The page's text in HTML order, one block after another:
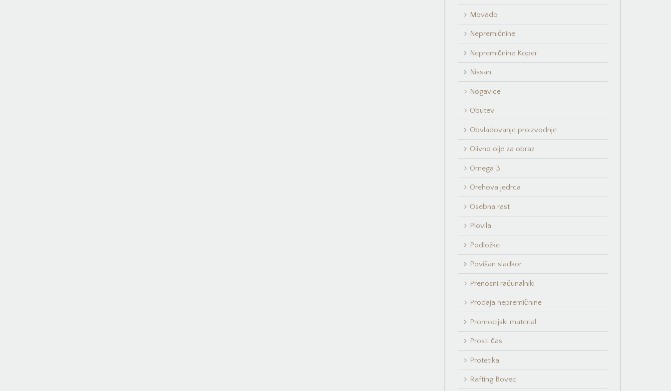
Movado
Nepremičnine
Nepremičnine Koper
Nissan
Nogavice
Obutev
Obvladovanje proizvodnje
Olivno olje za obraz
Omega 3
Orehova jedrca
Osebna rast
Plovila
Podložke
Povišan sladkor
Prenosni računalniki
Prodaja nepremičnine
Promocijski material
Prosti čas
Protetika
Rafting Bovec